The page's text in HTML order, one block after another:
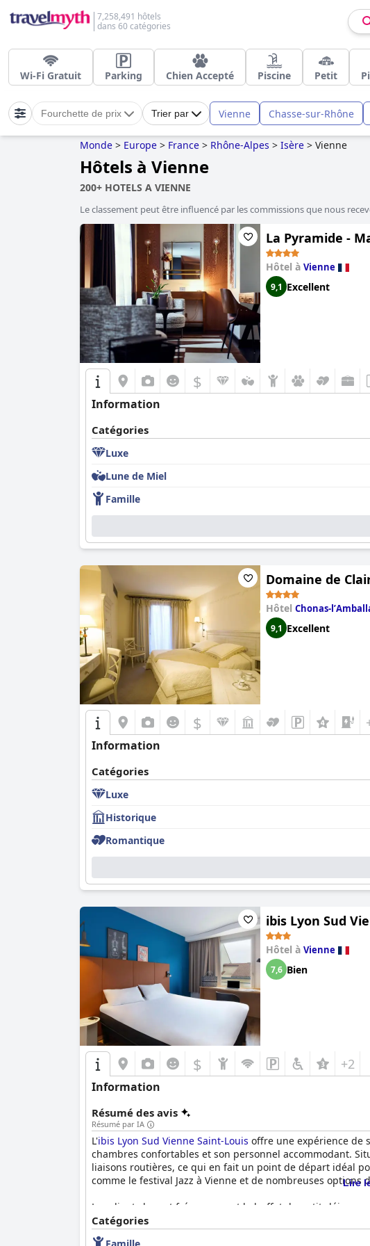
7,258,491 hôtels
dans 60 catégories
Wi-Fi Gratuit Parking Chien Accepté Piscine Petit
Fourchette de prix Trier par Vienne Chasse-sur-Rhône
Monde > Europe > France > Rhône-Alpes > Isère > Vienne
Hôtels à Vienne
200+ HOTELS A VIENNE
Le classement peut être influencé par les commissions que nous
La Pyramide -
Hôtel à Vienne
9,1 Excellent
$
Information
Catégories
Luxe
Lune de Miel
Famille
Domaine de
Hôtel Chonas-
9,1 Excellent
$
Information
Catégories
Luxe
Historique
Romantique
ibis Lyon Sud
Hôtel à Vienne
7,6 Bien
$ +2
Information
Résumé des avis
Résumé par IA
L'ibis Lyon Sud Vienne Saint-Louis offre une expérience de
chambres confortables et son personnel accommodant.
liaisons routières, ce qui en fait un point de départ idéal
comme le festival Jazz à Vienne et de nombreuses
Les clients louent fréquemment le buffet du petit-
maison, des fruits frais, des viennoiseries et des plats
quelques critiques sur les prix, le petit-déjeuner dépasse
Lire
Catégories
Famille